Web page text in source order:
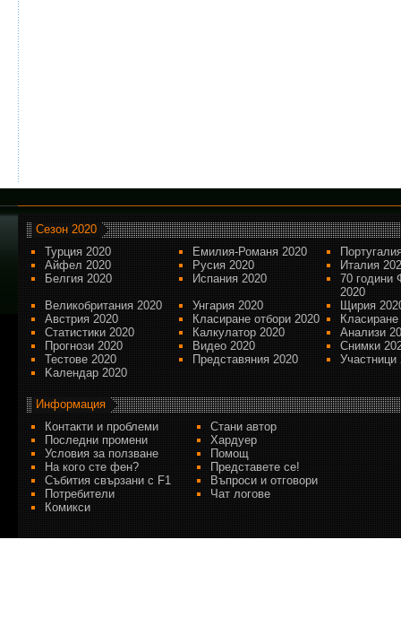
Сезон 2020
Турция 2020
Емилия-Романя 2020
Айфел 2020
Русия 2020
Италия
Белгия 2020
Испания 2020
70 години
2020
Великобритания 2020
Унгария 2020
Щирия
Австрия 2020
Класиране отбори 2020
Статистики 2020
Калкулатор 2020
Анализи
Прогнози 2020
Видео 2020
Снимки
Тестове 2020
Представяния 2020
Участници
Kалендар 2020
Информация
Контакти и проблеми
Стани автор
Последни промени
Хардуер
Условия за ползване
Помощ
На кого сте фен?
Представете се!
Събития свързани с F1
Въпроси и отговори
Потребители
Чат логове
Комикси